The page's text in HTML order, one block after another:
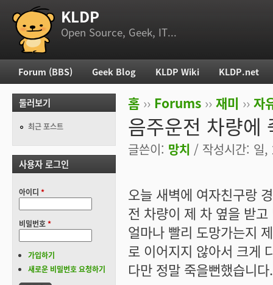
부 메뉴 KLDP
Open Source, Geek, IT...
현재 위치
홈 ›› Forums ›› 재미 ›› 자
음주운전 차량에
글쓴이: 망치 / 작성시간: 일
오늘 새벽에 여자친구랑
전 차량이 제 차 옆을 받
얼마나 빨리 도망가는지
로 이어지지 않아서 크게
다만 정말 죽을뻔했습니
주 메뉴
Forum (BBS) Geek Blog KLDP Wiki KLDP.net
둘러보기
최근 포스트
사용자 로그인
아이디 *
비밀번호*
가입하기
새로운 비밀번호 요청하기